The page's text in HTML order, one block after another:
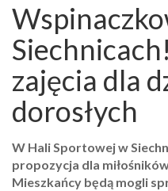
zajęcia dla
dorosłych
W Hali Sportowej w
propozycja dla
Mieszkańcy będą mogli